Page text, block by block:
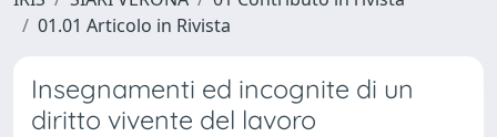
01.01 Articolo in Rivista
Insegnamenti ed incognite di un
diritto vivente del lavoro